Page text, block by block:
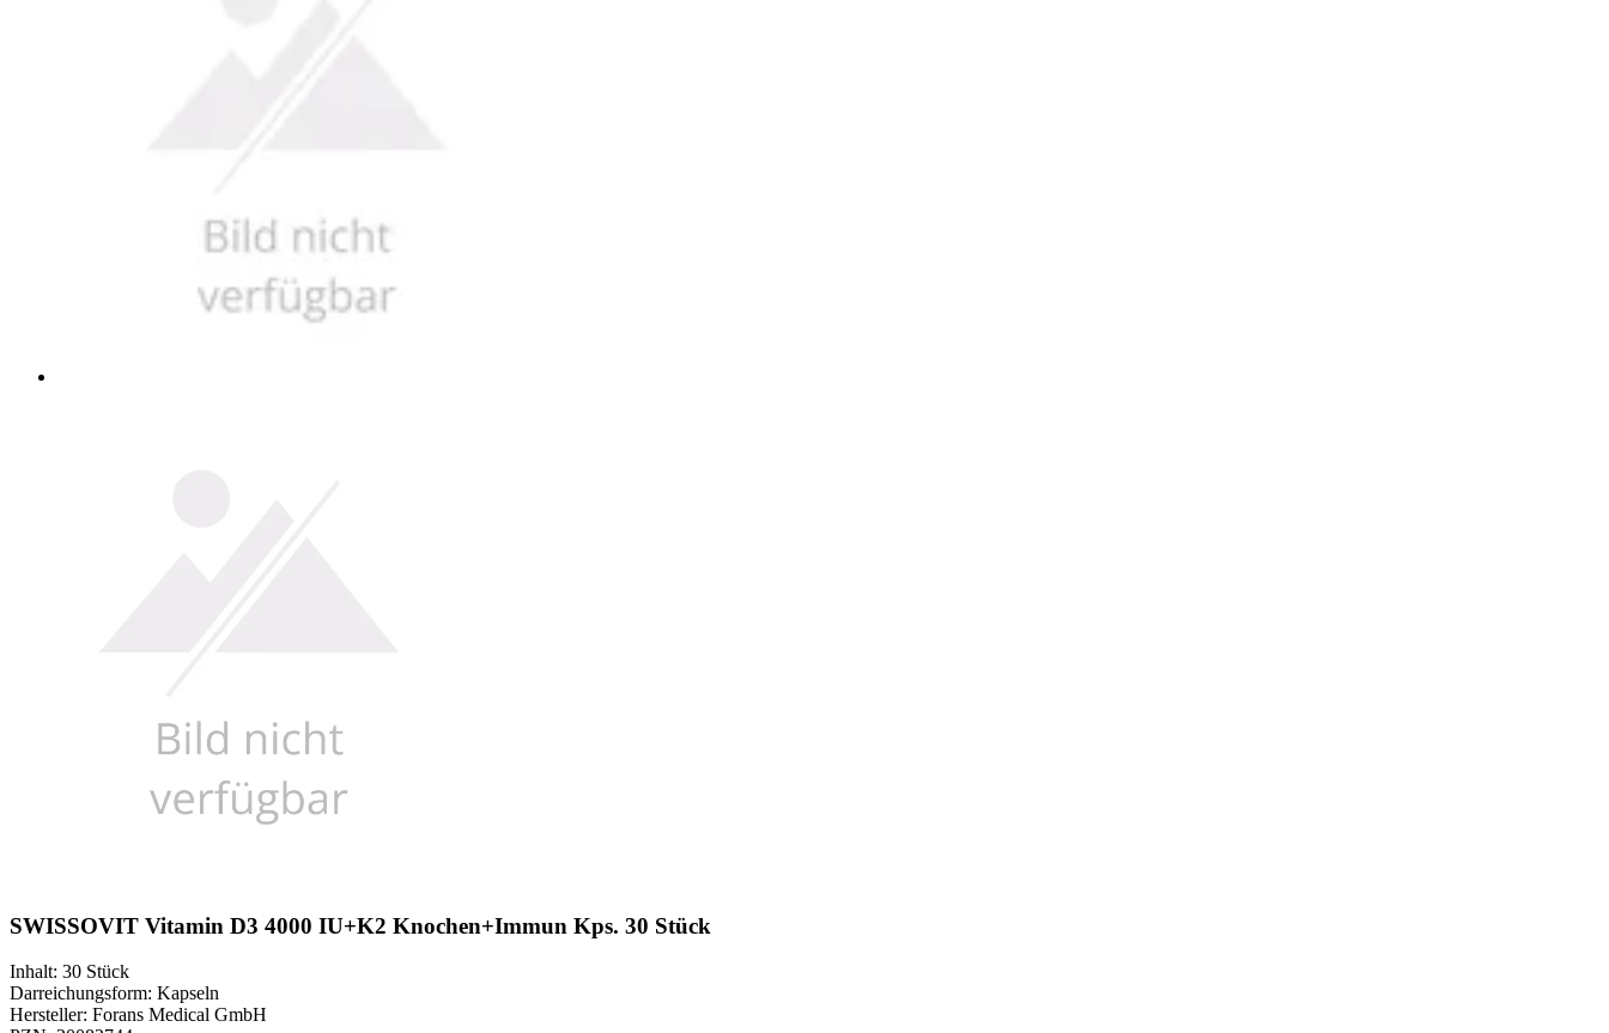
SWISSOVIT Vitamin D3 4000 IU+K2 Knochen+Immun Kps. 30 Stück
Inhalt: 30 Stück
Darreichungsform: Kapseln
Hersteller: Forans Medical GmbH